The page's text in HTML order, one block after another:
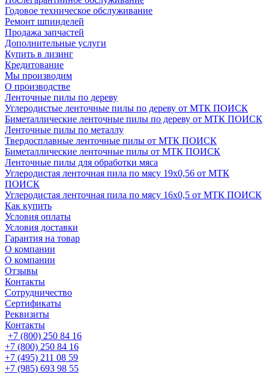
Годовое техническое обслуживание
Ремонт шпинделей
Продажа запчастей
Дополнительные услуги
Купить в лизинг
Кредитование
Мы производим
О производстве
Ленточные пилы по дереву
Углеродистые ленточные пилы по дереву от МТК ПОИСК
Биметаллические ленточные пилы по дереву от МТК ПОИСК
Ленточные пилы по металлу
Твердосплавные ленточные пилы от МТК ПОИСК
Биметаллические ленточные пилы от МТК ПОИСК
Ленточные пилы для обработки мяса
Углеродистая ленточная пила по мясу 19х0,56 от МТК
ПОИСК
Углеродистая ленточная пила по мясу 16х0,5 от МТК ПОИСК
Как купить
Условия оплаты
Условия доставки
Гарантия на товар
О компании
О компании
Отзывы
Контакты
Сотрудничество
Сертификаты
Реквизиты
Контакты
+7 (800) 250 84 16
+7 (800) 250 84 16
+7 (495) 211 08 59
+7 (985) 693 98 55